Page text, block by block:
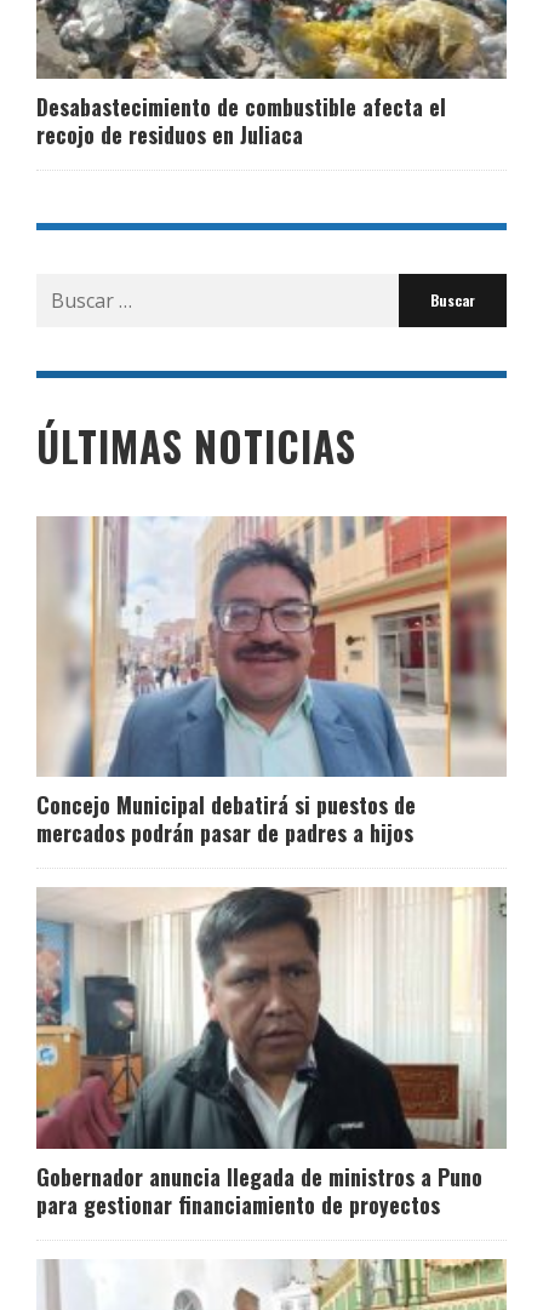
Desabastecimiento de combustible afecta el
recojo de residuos en Juliaca
Buscar
por:
ÚLTIMAS NOTICIAS
Concejo Municipal debatirá si puestos de
mercados podrán pasar de padres a hijos
Gobernador anuncia llegada de ministros a Puno
para gestionar financiamiento de proyectos